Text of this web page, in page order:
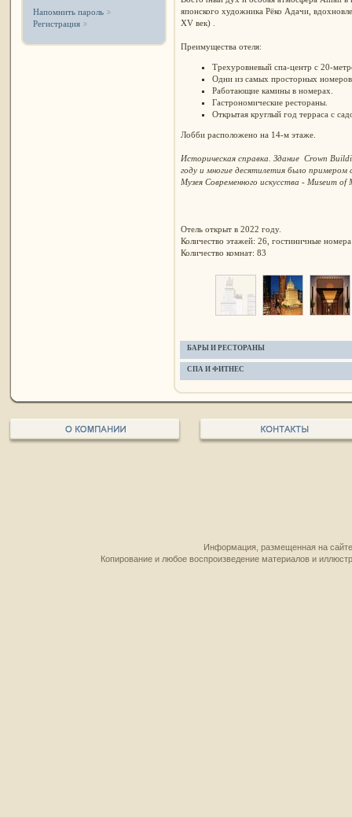
Напомнить пароль
Регистрация
японского художника Рёко Адачи,
XV век) .
Преимущества отеля:
Трехуровневый спа-центр с 20-
Одни из самых просторных
Работающие камины в номерах.
Гастрономические рестораны.
Открытая круглый год терраса с
Лобби расположено на 14-м этаже.
Историческая справка. Здание Crown
году и многие десятилетия было
Музея Современного искусства - Museum of
Отель открыт в 2022 году.
Количество этажей: 26, гостиничные
Количество комнат: 83
БАРЫ И РЕСТОРАНЫ
СПА И ФИТНЕС
Информация, размещенная на
Копирование и любое воспроизведение материалов и